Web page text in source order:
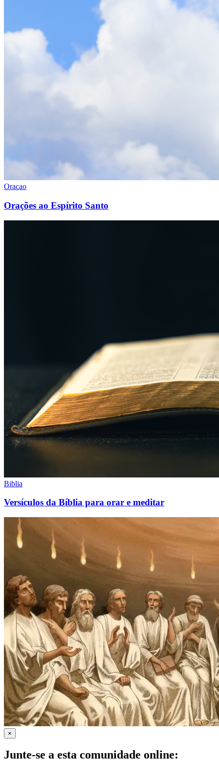
Oracao
Orações ao Espírito Santo
Biblia
Versículos da Bíblia para orar e meditar
×
Junte-se a esta comunidade online: